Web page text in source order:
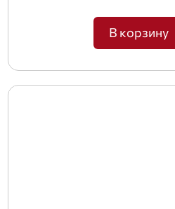
В корзину